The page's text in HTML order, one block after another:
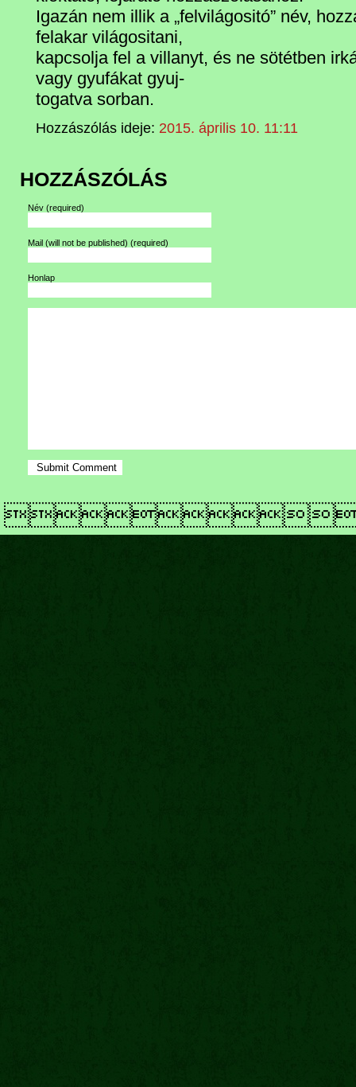
Igazán nem illik a „felvilágositó” név,
felakar világositani,
kapcsolja fel a villanyt, és ne sötétben
vagy gyufákat gyuj-
togatva sorban.
Hozzászólás ideje: 2015. április 10. 11:11
HOZZÁSZÓLÁS
Név (required)
Mail (will not be published) (required)
Honlap